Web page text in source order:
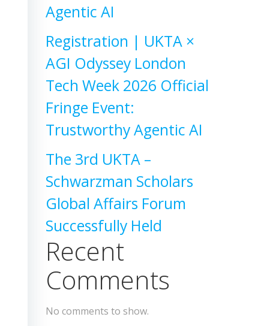
Agentic AI
Registration | UKTA ×
AGI Odyssey London
Tech Week 2026 Official
Fringe Event:
Trustworthy Agentic AI
The 3rd UKTA –
Schwarzman Scholars
Global Affairs Forum
Successfully Held
Recent
Comments
No comments to show.